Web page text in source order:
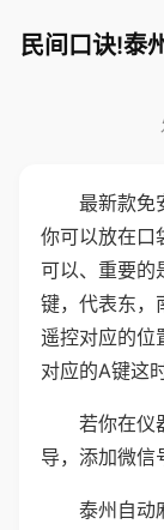
民间口诀!泰
最新款免
你可以放在口
可以、重要的
键，代表东，
遥控对应的位
对应的A键这
若你在仪
导，添加微信
泰州自动